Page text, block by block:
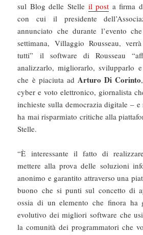
sul Blog delle Stelle il post a firma
con cui il presidente
annunciato che durante l’evento
settimana, Villaggio Rousseau,
tutti” il software di Rousseau
analizzarlo, migliorarlo, svilupparlo
che è piaciuta ad Arturo Di Corinto
cyber e voto elettronico, giornalista
inchieste sulla democrazia digitale –
ha mai risparmiato critiche alla
Stelle.
“È interessante il fatto di
mettere alla prova delle soluzioni
anonimo e garantito attraverso una
buono che si punti sul concetto di
ossia di un elemento che finora ha
evolutivo dei migliori software che
la comunità dei programmatori che